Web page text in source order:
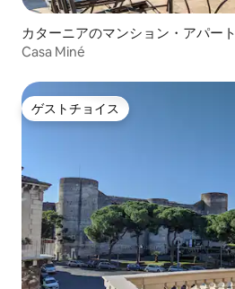
カターニアのマンション・アパート
Casa Miné
ゲストチョイス
ゲストチョイス